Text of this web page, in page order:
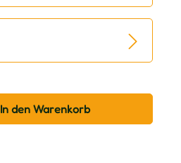
In den Warenkorb